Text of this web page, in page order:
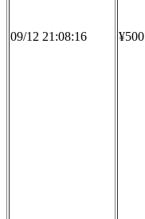
09/12 21:08:16 ¥500